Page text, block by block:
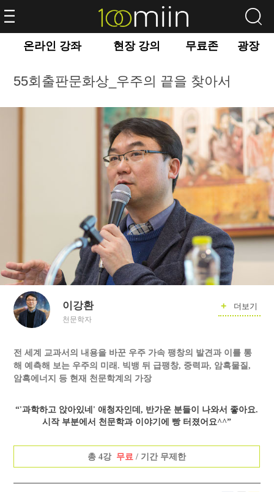
온라인 강좌 현장 강의 무료존 광장
55회출판문화상_우주의 끝을 찾아서
이강환
천문학자
+ 더보기
전 세계 교과서의 내용을 바꾼 우주 가속 팽창의 발견과 이를 통
해 예측해 보는 우주의 미래. 빅뱅 뒤 급팽창, 중력파, 암흑물질,
암흑에너지 등 현재 천문학계의 가장
“'과학하고 앉아있네' 애청자인데, 반가운 분들이 나와서 좋아요.
시작 부분에서 천문학과 이야기에 빵 터졌어요^^”
총 4강 무료 / 기간 무제한